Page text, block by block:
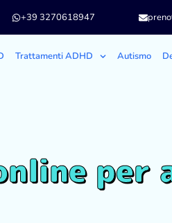
+39 3270618947
Trattamenti ADHD Autismo
per